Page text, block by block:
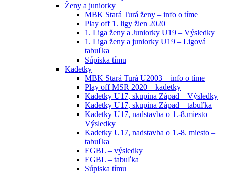
Ženy a juniorky
MBK Stará Turá ženy – info o tíme
Play off 1. ligy žien 2020
1. Liga ženy a Juniorky U19 – Výsledky
1. Liga ženy a juniorky U19 – Ligová
tabuľka
Súpiska tímu
Kadetky
MBK Stará Turá U2003 – info o tíme
Play off MSR 2020 – kadetky
Kadetky U17, skupina Západ – Výsledky
Kadetky U17, skupina Západ – tabuľka
Kadetky U17, nadstavba o 1.-8.miesto –
Výsledky
Kadetky U17, nadstavba o 1.-8. miesto –
tabuľka
EGBL – výsledky
EGBL – tabuľka
Súpiska tímu